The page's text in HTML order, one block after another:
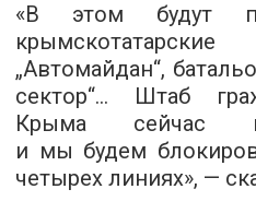
«В этом будут
„Автомайдан“,
сектор“... Штаб
Крыма сейчас
и мы будем
четырех линиях», —